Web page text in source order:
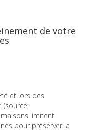
de votre
et lors des
(source :
limitent
pour préserver la